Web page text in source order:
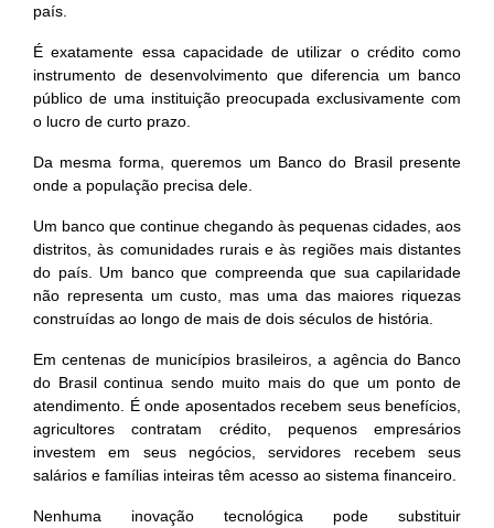
país.
É exatamente essa capacidade de utilizar o crédito como
instrumento de desenvolvimento que diferencia um banco
público de uma instituição preocupada exclusivamente com
o lucro de curto prazo.
Da mesma forma, queremos um Banco do Brasil presente
onde a população precisa dele.
Um banco que continue chegando às pequenas cidades, aos
distritos, às comunidades rurais e às regiões mais distantes
do país. Um banco que compreenda que sua capilaridade
não representa um custo, mas uma das maiores riquezas
construídas ao longo de mais de dois séculos de história.
Em centenas de municípios brasileiros, a agência do Banco
do Brasil continua sendo muito mais do que um ponto de
atendimento. É onde aposentados recebem seus benefícios,
agricultores contratam crédito, pequenos empresários
investem em seus negócios, servidores recebem seus
salários e famílias inteiras têm acesso ao sistema financeiro.
Nenhuma inovação tecnológica pode substituir